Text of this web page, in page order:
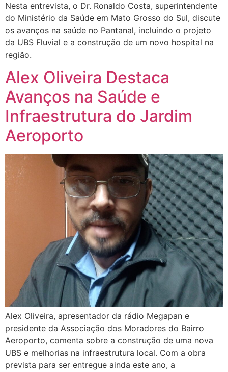
Nesta entrevista, o Dr. Ronaldo Costa, superintendente
do Ministério da Saúde em Mato Grosso do Sul, discute
os avanços na saúde no Pantanal, incluindo o projeto
da UBS Fluvial e a construção de um novo hospital na
região.
Alex Oliveira Destaca
Avanços na Saúde e
Infraestrutura do Jardim
Aeroporto
Alex Oliveira, apresentador da rádio Megapan e
presidente da Associação dos Moradores do Bairro
Aeroporto, comenta sobre a construção de uma nova
UBS e melhorias na infraestrutura local. Com a obra
prevista para ser entregue ainda este ano, a